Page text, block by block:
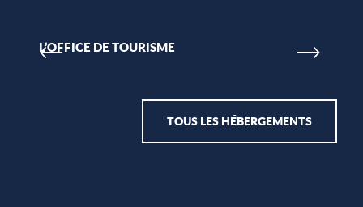
Activités
L’OFFICE DE TOURISME
TOUS LES HÉBERGEMENTS